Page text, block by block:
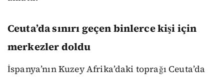
Ceuta’da sınırı geçen binlerce kişi için
merkezler doldu
İspanya’nın Kuzey Afrika’daki toprağı Ceuta’da